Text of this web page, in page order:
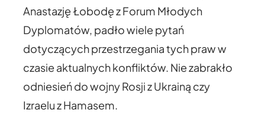
Anastazję Łobodę z Forum Młodych
Dyplomatów, padło wiele pytań
dotyczących przestrzegania tych praw w
czasie aktualnych konfliktów. Nie zabrakło
odniesień do wojny Rosji z Ukrainą czy
Izraelu z Hamasem.